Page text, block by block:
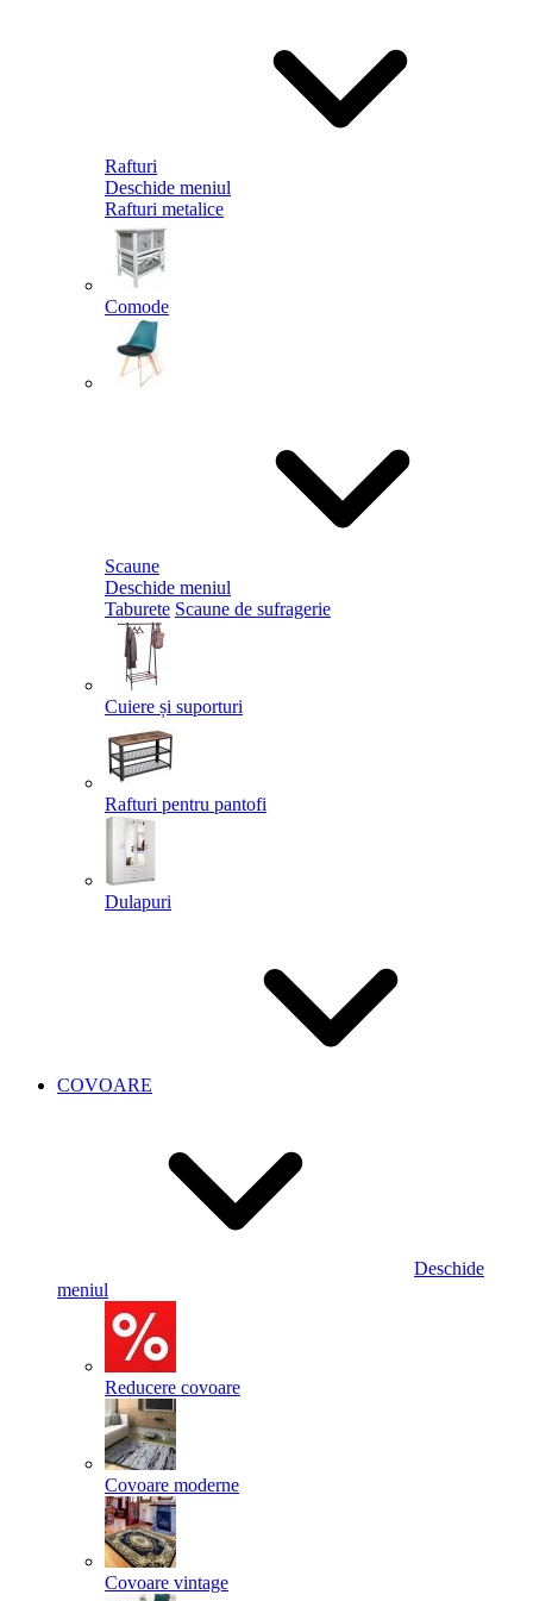
Rafturi
Deschide meniul
Rafturi metalice
Comode
Scaune
Deschide meniul
Taburete Scaune de sufragerie
Cuiere și suporturi
Rafturi pentru pantofi
Dulapuri
COVOARE
Deschide
meniul
Reducere covoare
Covoare moderne
Covoare vintage